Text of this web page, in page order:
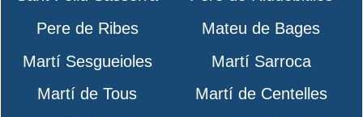
Pere de Ribes
Mateu de Bages
Martí Sesgueioles
Martí Sarroca
Martí de Tous
Martí de Centelles